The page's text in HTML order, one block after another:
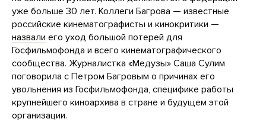
уже больше 30 лет. Коллеги Багрова — известные
российские кинематографисты и кинокритики —
назвали его уход большой потерей для
Госфильмофонда и всего кинематографического
сообщества. Журналистка «Медузы» Саша Сулим
поговорила с Петром Багровым о причинах его
увольнения из Госфильмофонда, специфике работы
крупнейшего киноархива в стране и будущем этой
организации.